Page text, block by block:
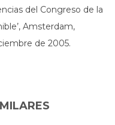
del Congreso de la
Amsterdam,
de 2005.